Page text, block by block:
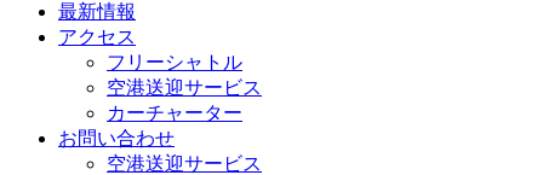
最新情報
アクセス
フリーシャトル
空港送迎サービス
カーチャーター
お問い合わせ
空港送迎サービス